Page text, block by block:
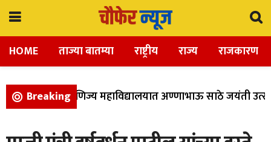
HOME ताज्या बातम्या राष्ट्रीय राज्य राजकारण
Breaking
आणि वाणिज्य महाविद्यालयात अण्णाभाऊ साठे जयंती